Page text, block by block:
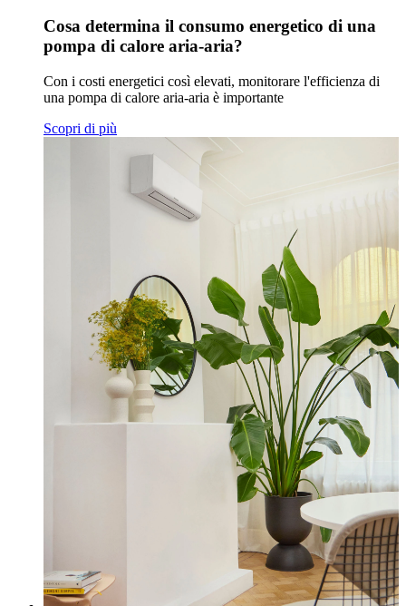
Cosa determina il consumo energetico di una
pompa di calore aria-aria?
Con i costi energetici così elevati, monitorare l'efficienza di
una pompa di calore aria-aria è importante
Scopri di più